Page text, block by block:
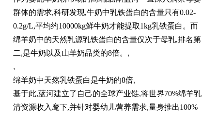
群体的需求,科研发现,牛奶中乳铁蛋白的含量只有0.02-
0.2g/L,平均约10000kg鲜牛奶才能提取1kg乳铁蛋白。而
绵羊奶中的天然乳源乳铁蛋白的含量仅次于母乳,排名第
二,是牛奶以及山羊奶品类的8倍。 ,
,
绵羊奶中天然乳铁蛋白是牛奶的8倍,
基于此,蓝河建立了自己的全球产业链,将世界70%绵羊乳
清资源收入麾下,并针对婴幼儿营养需求,量身推出100%